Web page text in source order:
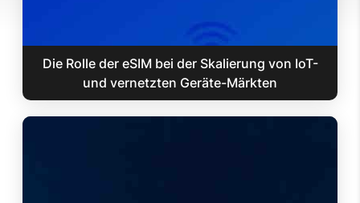
Die Rolle der eSIM bei der Skalierung von IoT-
und vernetzten Geräte-Märkten